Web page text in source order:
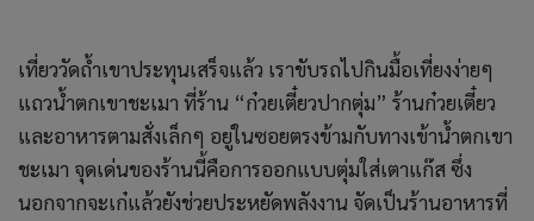
เที่ยววัดถ้ำเขาประทุนเสร็จแล้ว เราขับรถไปกินมื้อเที่ยงง่ายๆ
แถวน้ำตกเขาชะเมา ที่ร้าน “ก๋วยเตี๋ยวปากตุ่ม” ร้านก๋วยเตี๋ยว
และอาหารตามสั่งเล็กๆ อยู่ในซอยตรงข้ามกับทางเข้าน้ำตกเขา
ชะเมา จุดเด่นของร้านนี้คือการออกแบบตุ่มใส่เตาแก๊ส ซึ่ง
นอกจากจะเก๋แล้วยังช่วยประหยัดพลังงาน จัดเป็นร้านอาหารที่